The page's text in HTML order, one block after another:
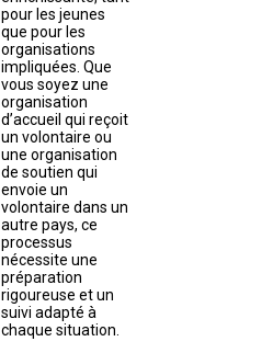
pour les jeunes
que pour les
organisations
impliquées. Que
vous soyez une
organisation
d’accueil qui reçoit
un volontaire ou
une organisation
de soutien qui
envoie un
volontaire dans un
autre pays, ce
processus
nécessite une
préparation
rigoureuse et un
suivi adapté à
chaque situation.